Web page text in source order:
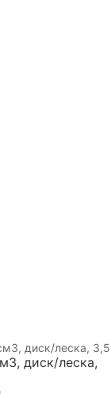
диск/леска,
диск/леска,